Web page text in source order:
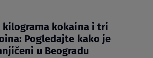
kilograma kokaina i tri
Pogledajte kako je
u Beogradu